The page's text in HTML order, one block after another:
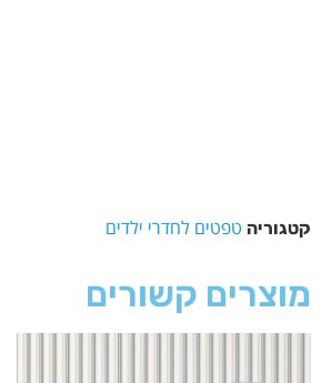
קטגוריה טפטים לחדרי ילדים
מוצרים קשורים